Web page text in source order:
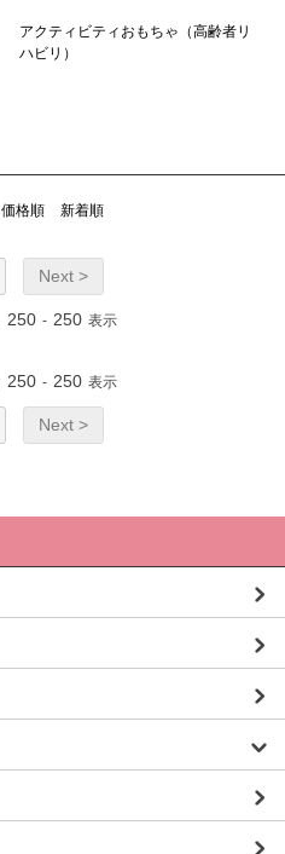
アクティビティおもちゃ（高齢者リ
ハビリ）
価格順 新着順
Next >
250 - 250 表示
250 - 250 表示
Next >